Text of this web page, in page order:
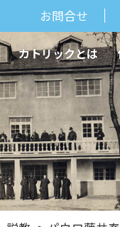
お問合せ
カトリックとは